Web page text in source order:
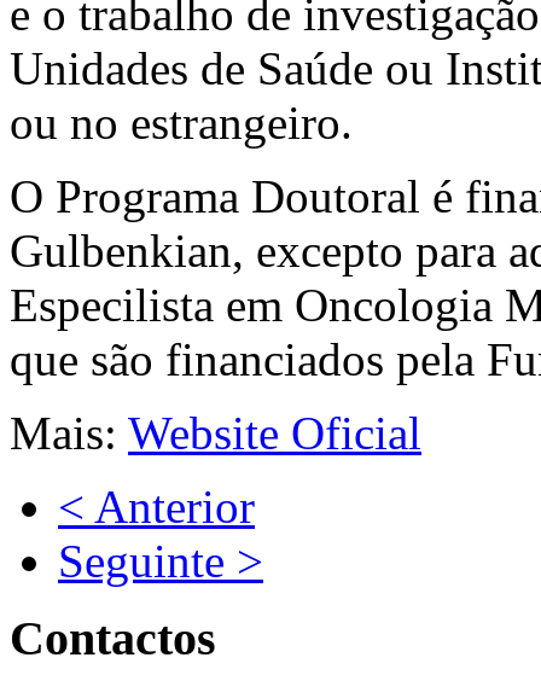
e o trabalho de
Unidades de Saúde ou
ou no estrangeiro.
O Programa Doutoral é
Gulbenkian, excepto para
Especilista em Oncologia
que são financiados pela
Mais: Website Oficial
< Anterior
Seguinte >
Contactos